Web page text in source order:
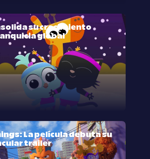
su crecimiento
global
La película debuta su
trailer